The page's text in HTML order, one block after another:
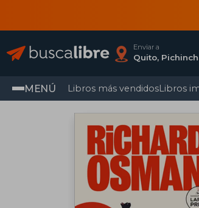
Enviar a
Quito,
MENÚ Libros más vendidosLibros